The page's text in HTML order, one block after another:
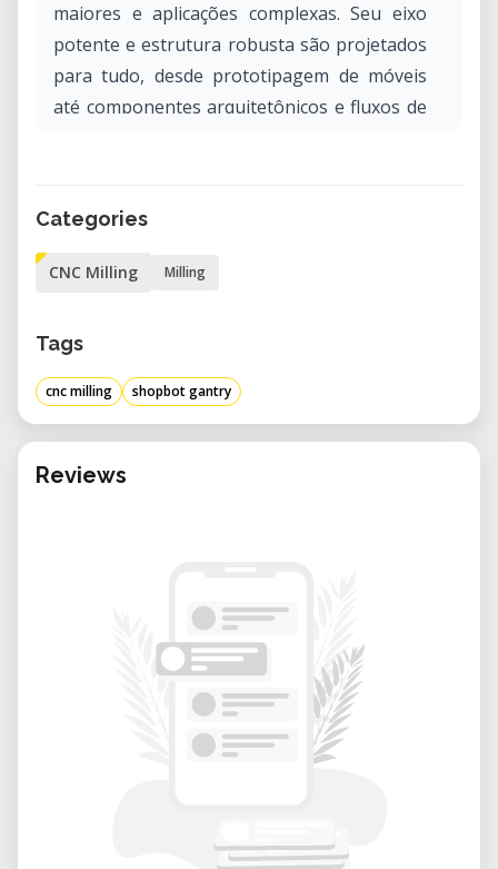
maiores e aplicações complexas. Seu eixo
potente e estrutura robusta são projetados
para tudo, desde prototipagem de móveis
até componentes arquitetônicos e fluxos de
laboratório?
laboratório oferece acesso a um sistema de
projetado para precisão e produtividade.
Seja você prototipando peças grandes,
experimentando com processos sustractivos
ou produzindo painéis intrincados, essa
máquina oferece resultados consistentes de
experiente pode ajudar com a configuração
de arquivos, geração de trajetórias de
ferramentas, seleção de brocas e operação
• Reserva flexível: Reserve a máquina com
Categories
CNC Milling Milling
Tags
cnc milling shopbot gantry
Reviews